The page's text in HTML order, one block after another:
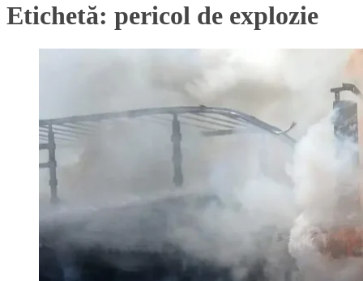
Etichetă: pericol de explozie